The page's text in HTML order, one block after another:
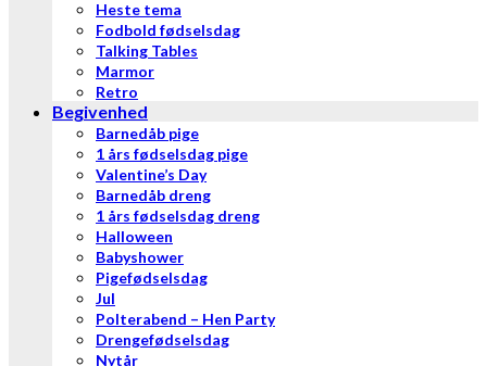
Heste tema
Fodbold fødselsdag
Talking Tables
Marmor
Retro
Begivenhed
Barnedåb pige
1 års fødselsdag pige
Valentine’s Day
Barnedåb dreng
1 års fødselsdag dreng
Halloween
Babyshower
Pigefødselsdag
Jul
Polterabend – Hen Party
Drengefødselsdag
Nytår